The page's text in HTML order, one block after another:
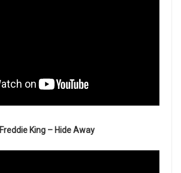
Freddie King – Hide Away